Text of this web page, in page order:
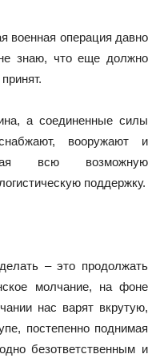
военная операция давно
знаю, что еще должно
а соединенные силы
вооружают и
всю возможную
поддержку.
– это продолжать
молчание, на фоне
нас варят вкрутую,
постепенно поднимая
безответственным и